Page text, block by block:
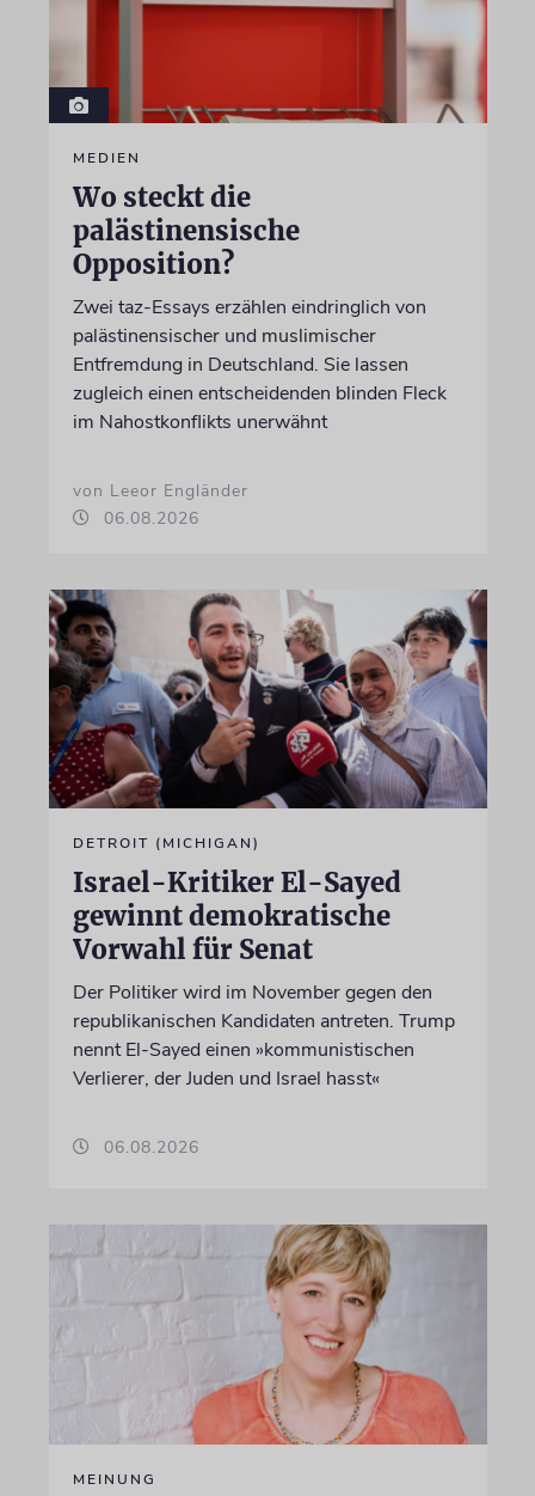
MEDIEN
Wo steckt die
palästinensische
Opposition?
Zwei taz-Essays erzählen eindringlich von
palästinensischer und muslimischer
Entfremdung in Deutschland. Sie lassen
zugleich einen entscheidenden blinden Fleck
im Nahostkonflikts unerwähnt
von Leeor Engländer
06.08.2026
DETROIT (MICHIGAN)
Israel-Kritiker El-Sayed
gewinnt demokratische
Vorwahl für Senat
Der Politiker wird im November gegen den
republikanischen Kandidaten antreten. Trump
nennt El-Sayed einen »kommunistischen
Verlierer, der Juden und Israel hasst«
06.08.2026
MEINUNG